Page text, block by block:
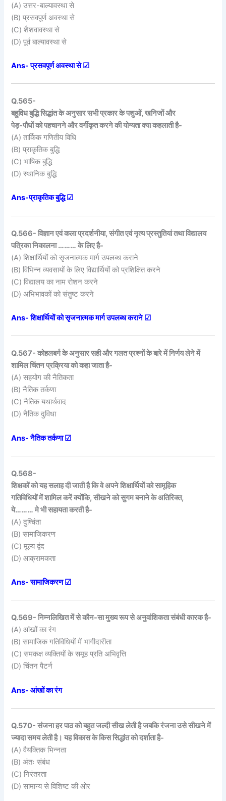
(A) उत्तर-बाल्यावस्था से
(B) प्रसवपूर्ण अवस्था से
(C) शैशवावस्था से
(D) पूर्व बाल्यावस्था से
Ans- प्रसवपूर्ण अवस्था से ☑
Q.565-
बहुविध बुद्धि सिद्धांत के अनुसार सभी प्रकार के पशुओं, खनिजों और
पेड़-पौधों को पहचानने और वर्गीकृत करने की योग्यता क्या कहलाती है-
(A) तार्किक गणितीय विधि
(B) प्राकृतिक बुद्धि
(C) भाषिक बुद्धि
(D) स्थानिक बुद्धि
Ans-प्राकृतिक बुद्धि ☑
Q.566- विज्ञान एवं कला प्रदर्शनीया, संगीत एवं नृत्य प्रस्तुतियां तथा विद्यालय
पत्रिका निकालना ……… के लिए है-
(A) शिक्षार्थियों को सृजनात्मक मार्ग उपलब्ध कराने
(B) विभिन्न व्यवसायों के लिए विद्यार्थियों को प्रशिक्षित करने
(C) विद्यालय का नाम रोशन करने
(D) अभिभावकों को संतुष्ट करने
Ans- शिक्षार्थियों को सृजनात्मक मार्ग उपलब्ध कराने ☑
Q.567- कोहलबर्ग के अनुसार सही और गलत प्रश्नों के बारे में निर्णय लेने में
शामिल चिंतन प्रक्रिया को कहा जाता है-
(A) सहयोग की नैतिकता
(B) नैतिक तर्कणा
(C) नैतिक यथार्थवाद
(D) नैतिक दुविधा
Ans- नैतिक तर्कणा ☑
Q.568-
शिक्षकों को यह सलाह दी जाती है कि वे अपने शिक्षार्थियों को सामूहिक
गतिविधियों में शामिल करें क्योंकि, सीखने को सुगम बनाने के अतिरिक्त,
ये……… मे भी सहायता करती है-
(A) दुष्चिंता
(B) सामाजिकरण
(C) मूल्य द्वंद
(D) आक्रामकता
Ans- सामाजिकरण ☑
Q.569- निम्नलिखित में से कौन-सा मुख्य रूप से अनुवांशिकता संबंधी कारक है-
(A) आंखों का रंग
(B) सामाजिक गतिविधियों में भागीदारीता
(C) समकक्ष व्यक्तियों के समूह प्रति अभिवृत्ति
(D) चिंतन पैटर्न
Ans- आंखों का रंग
Q.570- संजना हर पाठ को बहुत जल्दी सीख लेती है जबकि रंजना उसे सीखने में
ज्यादा समय लेती है। यह विकास के किस सिद्धांत को दर्शाता है-
(A) वैयक्तिक भिन्नता
(B) अंतः संबंध
(C) निरंतरता
(D) सामान्य से विशिष्ट की ओर